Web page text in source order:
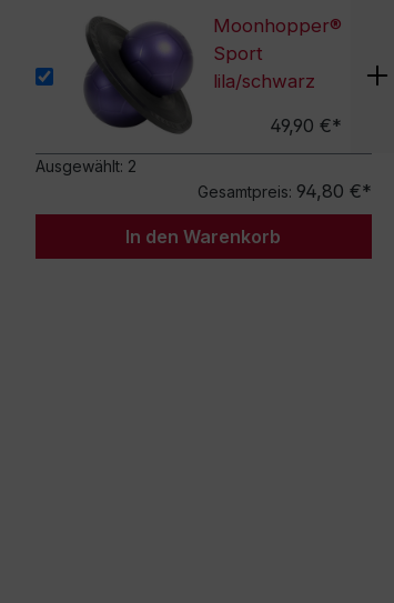
Moonhopper®
Sport
lila/schwarz
49,90 €*
Ausgewählt: 2
Gesamtpreis: 94,80 €*
In den Warenkorb